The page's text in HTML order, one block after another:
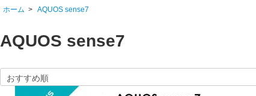
ホーム > AQUOS sense7
AQUOS sense7